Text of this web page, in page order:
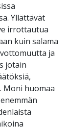
Yllättävät
irrottautua
kuin salama
ja
jotain
Moni huomaa